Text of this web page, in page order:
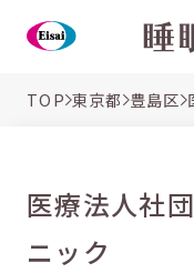
TOP 東京都 豊島区
医療法人社
ニック